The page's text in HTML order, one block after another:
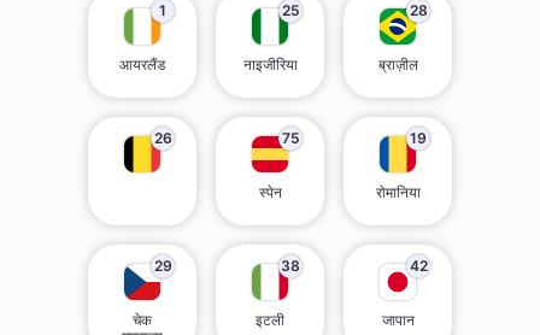
1
आयरलैंड
25
नाइजीरिया
28
ब्राज़ील
26 75
स्पेन
19
रोमानिया
29
चेक
38
इटली
42
जापान